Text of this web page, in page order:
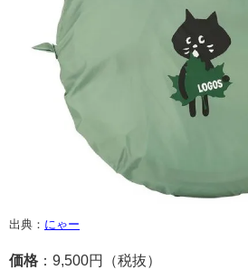
出典： にゃー
価格 ：9,500円（税抜）